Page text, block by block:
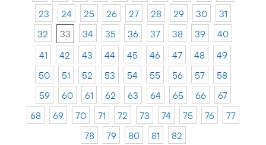
23
24 25 26 27 28 29 30
31
32
33 34 35 36 37 38 39
40
41
42 43 44 45 46 47 48
49
50
51 52 53 54 55 56 57
58
59
60 61 62 63 64 65 66
67
68
69 70 71 72 73 74 75 76
77
78
79 80 81 82